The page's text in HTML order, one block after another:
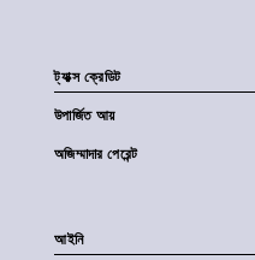
ট্যাক্স ক্রেডিট
উপার্জিত আয়
অজিম্মাদার পেরেন্ট
আইনি